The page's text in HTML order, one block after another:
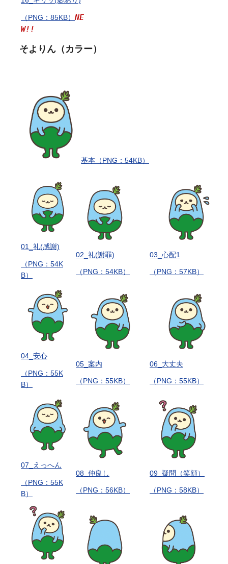
（PNG：85KB） NE
W!!
そよりん（カラー）
基本（PNG：54KB）
01_礼(感謝)
（PNG：54K
B）
02_礼(謝罪)
（PNG：54KB）
03_心配1
（PNG：57KB）
04_安心
（PNG：55K
B）
05_案内
（PNG：55KB）
06_大丈夫
（PNG：55KB）
07_えっへん
（PNG：55K
B）
08_仲良し
（PNG：56KB）
09_疑問（笑顔）
（PNG：58KB）